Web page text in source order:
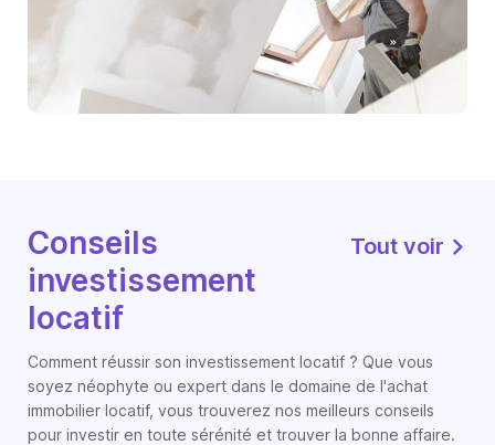
Conseils
investissement
locatif
Tout voir
Comment réussir son investissement locatif ? Que vous
soyez néophyte ou expert dans le domaine de l'achat
immobilier locatif, vous trouverez nos meilleurs conseils
pour investir en toute sérénité et trouver la bonne affaire.